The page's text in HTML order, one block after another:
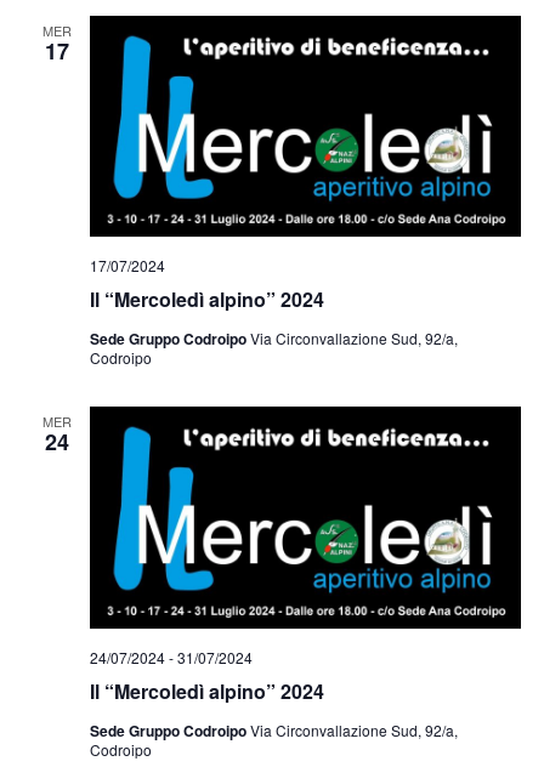
MER
17
Il “Mercoledì alpino” 2024
17/07/2024
Sede Gruppo CodroipoVia Circonvallazione Sud, 92/a,
Codroipo
MER
24
Il “Mercoledì alpino” 2024
24/07/2024-31/07/2024
Sede Gruppo CodroipoVia Circonvallazione Sud, 92/a,
Codroipo